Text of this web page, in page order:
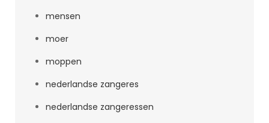
mensen
moer
moppen
nederlandse zangeres
nederlandse zangeressen